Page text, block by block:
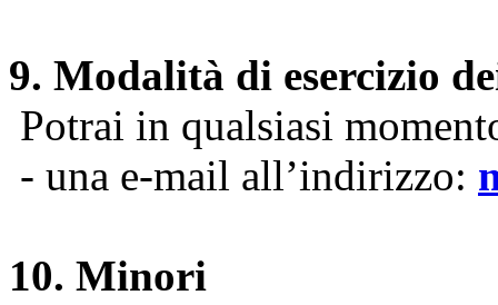
9. Modalità di esercizio
Potrai in qualsiasi
- una e-mail all’indirizzo:
10. Minori